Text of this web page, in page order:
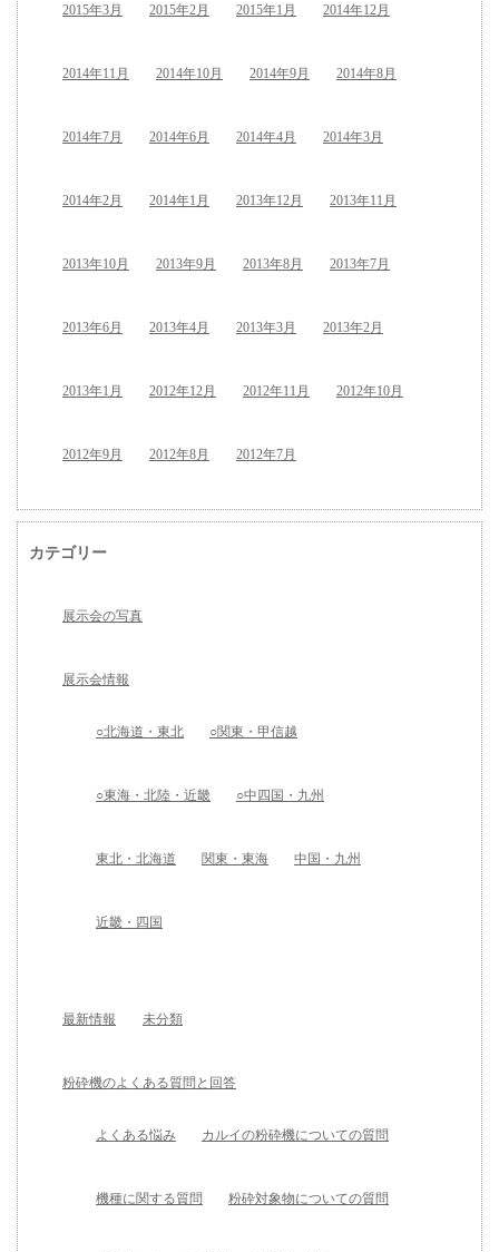
2015年3月 2015年2月 2015年1月 2014年12月
2014年11月 2014年10月 2014年9月 2014年8月
2014年7月 2014年6月 2014年4月 2014年3月
2014年2月 2014年1月 2013年12月 2013年11月
2013年10月 2013年9月 2013年8月 2013年7月
2013年6月 2013年4月 2013年3月 2013年2月
2013年1月 2012年12月 2012年11月 2012年10月
2012年9月 2012年8月 2012年7月
カテゴリー
展示会の写真
展示会情報
○北海道・東北 ○関東・甲信越
○東海・北陸・近畿 ○中四国・九州
東北・北海道 関東・東海 中国・九州
近畿・四国
最新情報 未分類
粉砕機のよくある質問と回答
よくある悩み カルイの粉砕機についての質問
機種に関する質問 粉砕対象物についての質問